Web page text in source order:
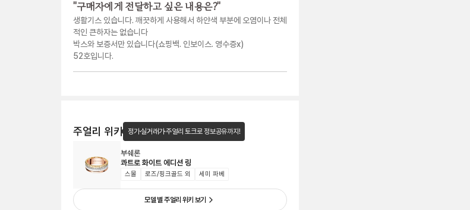
"구매자에게 전달하고 싶은 내용은?"
생활기스 있습니다. 깨끗하게 사용해서 하얀색 부분에 오염이나 전체
적인 큰하자는 없습니다
박스와 보증서만 있습니다(쇼핑백. 인보이스. 영수증x)
52호입니다.
주얼리 위키 정가·실거래가·주얼리 토크로 정보공유까지!
부쉐론
콰트로 화이트 에디션 링
스몰 로즈/핑크골드 외 세미 파베
모델 별 주얼리 위키 보기